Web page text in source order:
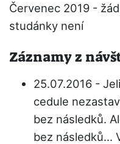
Červenec 2019 -
studánky není
Záznamy z
25.07.2016 -
cedule
bez následků.
bez následků...